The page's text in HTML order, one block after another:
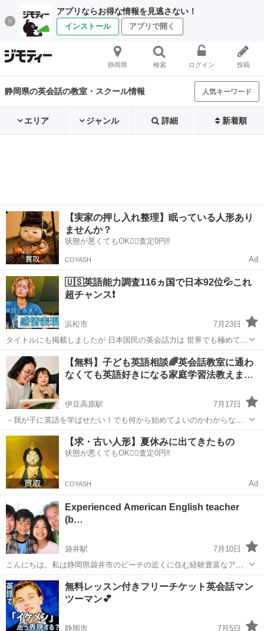
アプリならお得な情報を見逃さない！
インストール アプリで開く
静岡県 検索 ログイン 投稿
静岡県の英会話の教室・スクール情報 人気キーワード
エリア ジャンル 詳細 新着順
【実家の押し入れ整理】眠っている人形あり
ませんか？
状態が悪くてもOK🙆‍♀️査定0円‼️
COYASH Ad
🇺🇸英語能力調査116ヵ国で日本92位💦これ
超チャンス❗️
浜松市
7月23日
タイトルにも掲載しましたが 日本国民の英会話力は 世界でも極めて低
いです🔥 ちなみに 日本の前後の順位は 🇦🇫アフガニスタン🇦🇫 🇭🇹
ハイチ🇭🇹など 治安が極めて悪い国と 同じレベルと言う...
静岡 浜松市 英会話 レッスン
【無料】子ども英語相談🌈英会話教室に通わ
なくても英語好きになる家庭学習法教えま…
伊豆高原駅
7月17日
－我が子に英語を学ばせたい！でも何から始めてよいのかわからな
い。 そんなママ・パパにぴったりな、自宅でできる英語楽習（学習）
法をお伝えします。 こんなお悩みありませんか？ ✓ 英語を学ばせた
いけど、何から始めれ...
静岡 静岡市 伊豆高原駅 英会話 ママ
【求・古い人形】夏休みに出てきたもの
状態が悪くてもOK🙆‍♀️査定0円‼️
COYASH Ad
Experienced American English teacher
(b…
袋井駅
7月10日
こんにちは。私は静岡県袋井市のビーチの近くに住む経験豊富なアメ
リカ人英語教師です。 初心者でも上級者でも問題ありません。お手伝
いできます。 プライベートの1対1のレッスンまたはグループレッスン
が可能です。 詳細について...
静岡 袋井市 袋井駅 英会話 英語教師
無料レッスン付きフリーチケット英会話マン
ツーマン💕
静岡市
7月5日